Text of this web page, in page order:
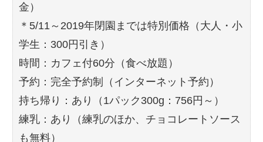
金）
＊5/11～2019年閉園までは特別価格（大人・小
学生：300円引き）
時間：カフェ付60分（食べ放題）
予約：完全予約制（インターネット予約）
持ち帰り：あり（1パック300g：756円～）
練乳：あり（練乳のほか、チョコレートソース
も無料）